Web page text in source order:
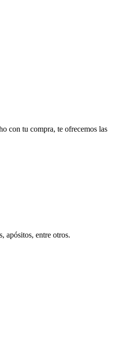
con tu compra, te ofrecemos las
apósitos, entre otros.